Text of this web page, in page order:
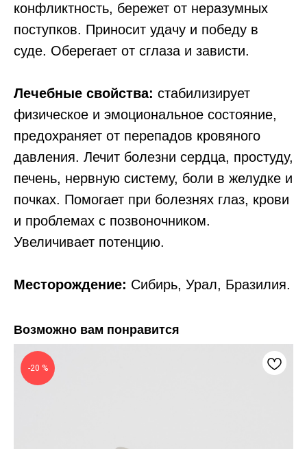
конфликтность, бережет от неразумных
поступков. Приносит удачу и победу в
суде. Оберегает от сглаза и зависти.
Лечебные свойства: стабилизирует
физическое и эмоциональное состояние,
предохраняет от перепадов кровяного
давления. Лечит болезни сердца, простуду,
печень, нервную систему, боли в желудке и
почках. Помогает при болезнях глаз, крови
и проблемах с позвоночником.
Увеличивает потенцию.
Месторождение: Сибирь, Урал, Бразилия.
Возможно вам понравится
-20 %